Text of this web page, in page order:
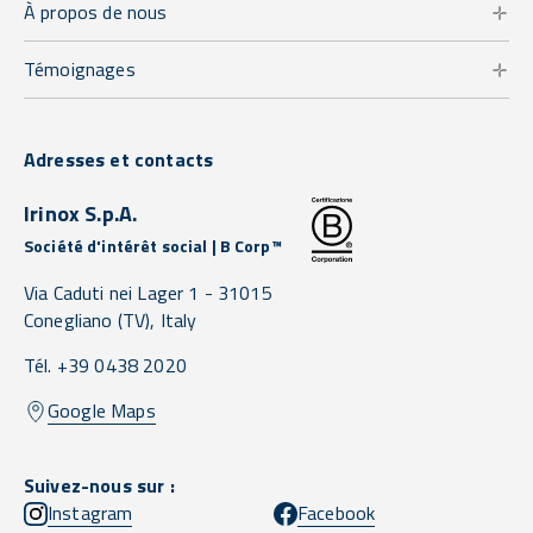
À propos de nous
Témoignages
Adresses et contacts
Irinox S.p.A.
Société d'intérêt social | B Corp™
Via Caduti nei Lager 1 - 31015
Conegliano (TV), Italy
Tél. +39 0438 2020
Google Maps
Suivez-nous sur :
Instagram
Facebook